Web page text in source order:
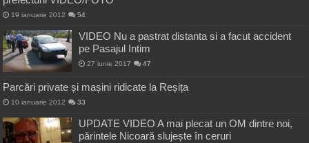
19 ianuarie 2012 54
VIDEO Nu a pastrat distanta si a facut accident
pe Pasajul Intim
27 iunie 2017 47
Parcări private și mașini ridicate la Reșița
10 ianuarie 2012 33
UPDATE VIDEO A mai plecat un OM dintre noi,
părintele Nicoară slujește în ceruri